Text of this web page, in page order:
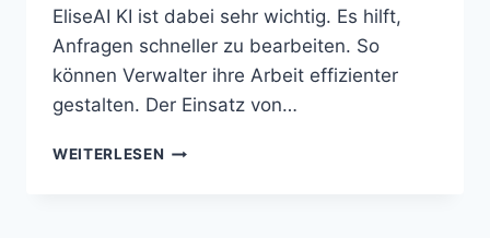
EliseAI KI ist dabei sehr wichtig. Es hilft,
Anfragen schneller zu bearbeiten. So
können Verwalter ihre Arbeit effizienter
gestalten. Der Einsatz von…
WEITERLESEN ELISEAI